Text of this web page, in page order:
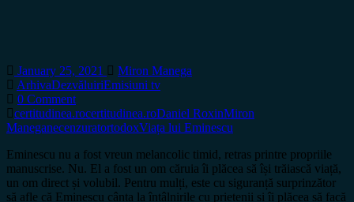
January 25, 2021
Miron Manega
ArhivaDezvăluiriEmisiuni tv
0 Comment
certitudinea.rocertitudinea.roDaniel RoxinMiron
ManeganecenzuratortodoxViața lui Eminescu
Eminescu nu a fost vreun melancolic timid, retras printre propriile
manuscrise. Nu. El a fost un om căruia îi plăcea să își trăiască viață,
un om direct și volubil. Pentru mulți, este cu siguranță surprinzător
să afle că Eminescu cânta la întâlnirile cu prietenii și îi plăcea să facă